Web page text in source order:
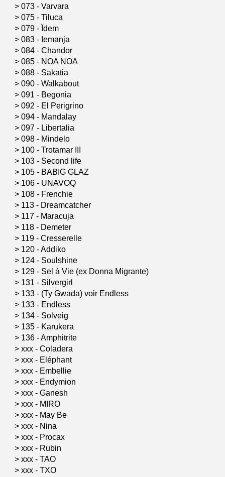
> 073 - Varvara
> 075 - Tiluca
> 079 - Ïdem
> 083 - Iemanja
> 084 - Chandor
> 085 - NOA NOA
> 088 - Sakatia
> 090 - Walkabout
> 091 - Begonia
> 092 - El Perigrino
> 094 - Mandalay
> 097 - Libertalia
> 098 - Mindelo
> 100 - Trotamar III
> 103 - Second life
> 105 - BABIG GLAZ
> 106 - UNAVOQ
> 108 - Frenchie
> 113 - Dreamcatcher
> 117 - Maracuja
> 118 - Demeter
> 119 - Cresserelle
> 120 - Addiko
> 124 - Soulshine
> 129 - Sel à Vie (ex Donna Migrante)
> 131 - Silvergirl
> 133 - (Ty Gwada) voir Endless
> 133 - Endless
> 134 - Solveig
> 135 - Karukera
> 136 - Amphitrite
> xxx - Coladera
> xxx - Eléphant
> xxx - Embellie
> xxx - Endymion
> xxx - Ganesh
> xxx - MIRO
> xxx - May Be
> xxx - Nina
> xxx - Procax
> xxx - Rubin
> xxx - TAO
> xxx - TXO